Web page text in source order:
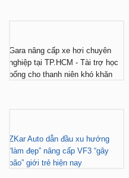
Gara nâng cấp xe hơi chuyên
nghiệp tại TP.HCM - Tài trợ học
bổng cho thanh niên khó khăn
ZKar Auto dẫn đầu xu hướng
“làm đẹp” nâng cấp VF3 “gây
bão” giới trẻ hiện nay